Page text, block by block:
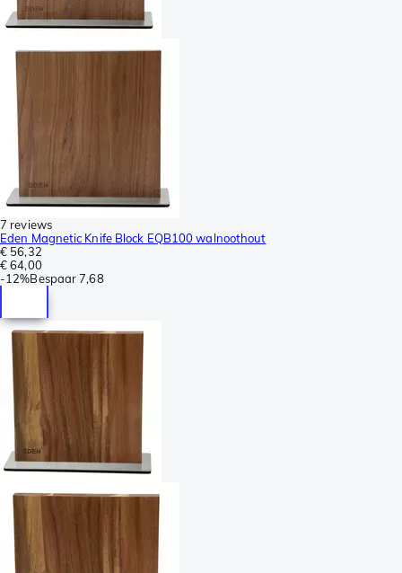
7 reviews
Eden Magnetic Knife Block EQB100 walnoothout
€ 56,32
€ 64,00
-12%Bespaar 7,68